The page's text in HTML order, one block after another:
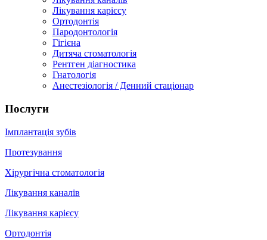
Лікування карієсу
Ортодонтія
Пародонтологія
Гігієна
Дитяча стоматологія
Рентген діагностика
Гнатологія
Анестезіологія / Денний стаціонар
Послуги
Імплантація зубів
Протезування
Хірургічна стоматологія
Лікування каналів
Лікування карієсу
Ортодонтія